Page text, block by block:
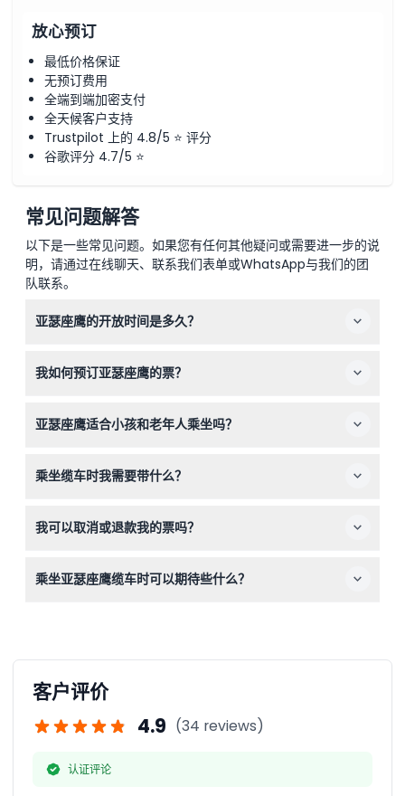
放心预订
最低价格保证
无预订费用
全端到端加密支付
全天候客户支持
Trustpilot 上的 4.8/5 ⭐ 评分
谷歌评分 4.7/5 ⭐
常见问题解答
以下是一些常见问题。如果您有任何其他疑问或需要进一步的说
明，请通过在线聊天、联系我们表单或WhatsApp与我们的团
队联系。
亚瑟座鹰的开放时间是多久？
午7:00至下午5:30，但圣诞节和节礼日关闭（可能会有变
我如何预订亚瑟座鹰的票？
顺畅无忧的服务。
亚瑟座鹰适合小孩和老年人乘坐吗？
亚政府退休养老金优惠卡的老年人也可以舒适地享受乘坐体
乘坐缆车时我需要带什么？
气穿着舒适，因为您将在户外乘坐缆车。
我可以取消或退款我的票吗？
划。
乘坐亚瑟座鹰缆车时可以期待些什么？
客户评价
4.9 (34 reviews)
认证评论